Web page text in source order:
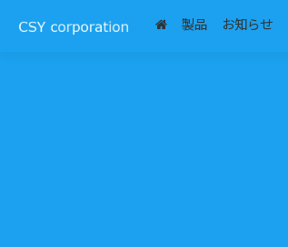
製品 お知らせ
プライバシーポリシー 弊社について